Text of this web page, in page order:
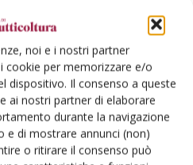
noi e i nostri partner
cookie per memorizzare e/o
dispositivo. Il consenso a queste
ai nostri partner di elaborare
durante la navigazione
e di mostrare annunci (non)
o ritirare il consenso può
10% della SAU
ecologiche in almeno il 7%
strisce di fiori con essenze
in un apposito elenco".
non si limita all'obiettivo di
delle api, ma propone